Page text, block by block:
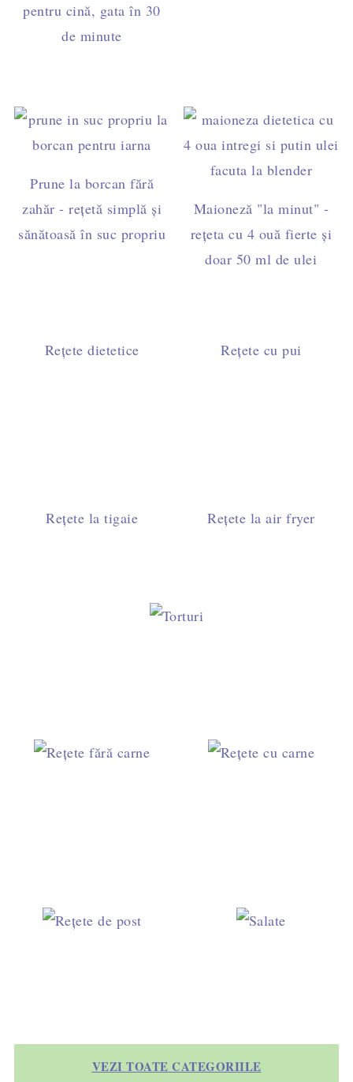
pentru cină, gata în 30
de minute
Prune la borcan fără
zahăr - rețetă simplă și
sănătoasă în suc propriu
Maioneză "la minut" -
rețeta cu 4 ouă fierte și
doar 50 ml de ulei
Rețete dietetice Rețete cu pui
Rețete la tigaie Rețete la air fryer
VEZI TOATE CATEGORIILE